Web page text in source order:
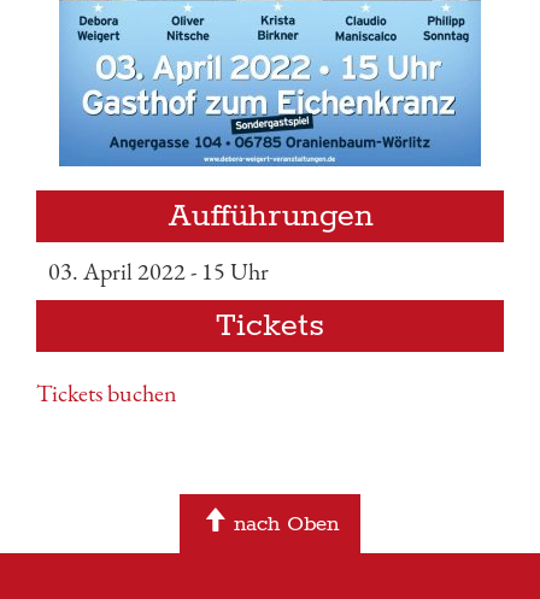
Aufführungen
03. April 2022 - 15 Uhr
Tickets
Tickets buchen
nach Oben